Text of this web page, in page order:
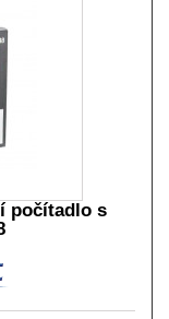
počítadlo s